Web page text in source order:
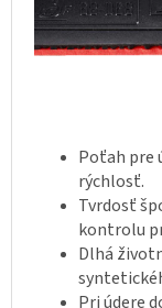
Poťah pre
rýchlosť.
Tvrdosť
kontrolu
Dlhá
Pri údere